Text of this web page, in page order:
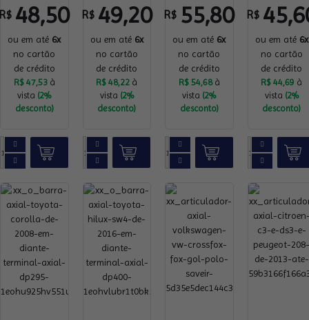
48,50
ou em até 6x
no cartão
de crédito
R$ 47,53à
vista (2%
desconto)
R$ 49,20
ou em até 6x
no cartão
de crédito
R$ 48,22 à
vista (2%
desconto)
R$ 55,80
ou em até 6x
no cartão
de crédito
R$ 54,68à
vista (2%
desconto)
R$
ou em até 6x
no cartão
de crédito
R$ 44,69 à
vista (2%
desconto)